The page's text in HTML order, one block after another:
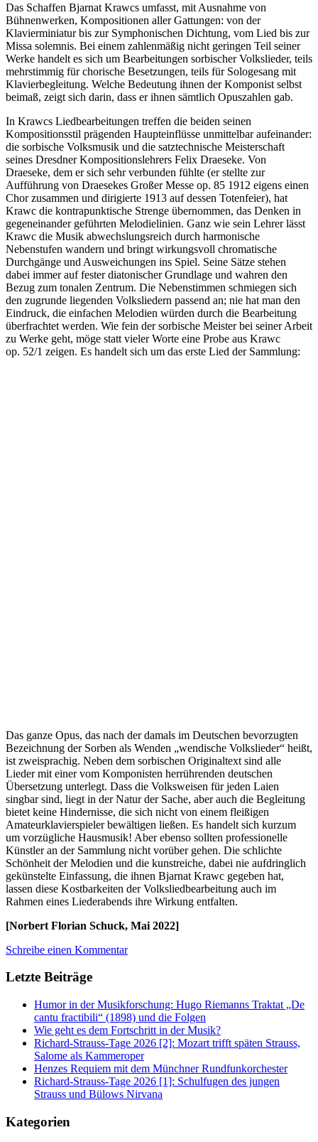
Das Schaffen Bjarnat Krawcs umfasst, mit Ausnahme von
Bühnenwerken, Kompositionen aller Gattungen: von der
Klavierminiatur bis zur Symphonischen Dichtung, vom Lied bis zur
Missa solemnis. Bei einem zahlenmäßig nicht geringen Teil seiner
Werke handelt es sich um Bearbeitungen sorbischer Volkslieder, teils
mehrstimmig für chorische Besetzungen, teils für Sologesang mit
Klavierbegleitung. Welche Bedeutung ihnen der Komponist selbst
beimaß, zeigt sich darin, dass er ihnen sämtlich Opuszahlen gab.
In Krawcs Liedbearbeitungen treffen die beiden seinen
Kompositionsstil prägenden Haupteinflüsse unmittelbar aufeinander:
die sorbische Volksmusik und die satztechnische Meisterschaft
seines Dresdner Kompositionslehrers Felix Draeseke. Von
Draeseke, dem er sich sehr verbunden fühlte (er stellte zur
Aufführung von Draesekes Großer Messe op. 85 1912 eigens einen
Chor zusammen und dirigierte 1913 auf dessen Totenfeier), hat
Krawc die kontrapunktische Strenge übernommen, das Denken in
gegeneinander geführten Melodielinien. Ganz wie sein Lehrer lässt
Krawc die Musik abwechslungsreich durch harmonische
Nebenstufen wandern und bringt wirkungsvoll chromatische
Durchgänge und Ausweichungen ins Spiel. Seine Sätze stehen
dabei immer auf fester diatonischer Grundlage und wahren den
Bezug zum tonalen Zentrum. Die Nebenstimmen schmiegen sich
den zugrunde liegenden Volksliedern passend an; nie hat man den
Eindruck, die einfachen Melodien würden durch die Bearbeitung
überfrachtet werden. Wie fein der sorbische Meister bei seiner Arbeit
zu Werke geht, möge statt vieler Worte eine Probe aus Krawc
op. 52/1 zeigen. Es handelt sich um das erste Lied der Sammlung:
Das ganze Opus, das nach der damals im Deutschen bevorzugten
Bezeichnung der Sorben als Wenden „wendische Volkslieder“ heißt,
ist zweisprachig. Neben dem sorbischen Originaltext sind alle
Lieder mit einer vom Komponisten herrührenden deutschen
Übersetzung unterlegt. Dass die Volksweisen für jeden Laien
singbar sind, liegt in der Natur der Sache, aber auch die Begleitung
bietet keine Hindernisse, die sich nicht von einem fleißigen
Amateurklavierspieler bewältigen ließen. Es handelt sich kurzum
um vorzügliche Hausmusik! Aber ebenso sollten professionelle
Künstler an der Sammlung nicht vorüber gehen. Die schlichte
Schönheit der Melodien und die kunstreiche, dabei nie aufdringlich
gekünstelte Einfassung, die ihnen Bjarnat Krawc gegeben hat,
lassen diese Kostbarkeiten der Volksliedbearbeitung auch im
Rahmen eines Liederabends ihre Wirkung entfalten.
[Norbert Florian Schuck, Mai 2022]
Schreibe einen Kommentar
Letzte Beiträge
Humor in der Musikforschung: Hugo Riemanns Traktat „De
cantu fractibili“ (1898) und die Folgen
Wie geht es dem Fortschritt in der Musik?
Richard-Strauss-Tage 2026 [2]: Mozart trifft späten Strauss,
Salome als Kammeroper
Henzes Requiem mit dem Münchner Rundfunkorchester
Richard-Strauss-Tage 2026 [1]: Schulfugen des jungen
Strauss und Bülows Nirvana
Kategorien